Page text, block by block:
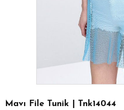
Mavı File Tunik | Tnk14044